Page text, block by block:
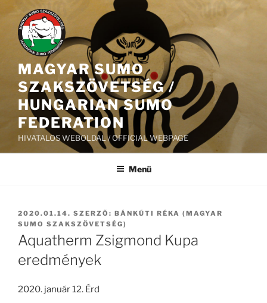
Tartalomhoz
MAGYAR SUMO
SZAKSZÖVETSÉG /
HUNGARIAN SUMO
FEDERATION
HIVATALOS WEBOLDAL / OFFICIAL WEBPAGE
Menü
BEKÜLDVE:
2020.01.14. SZERZŐ: BÁNKÚTI RÉKA (MAGYAR
SUMO SZAKSZÖVETSÉG)
Aquatherm Zsigmond Kupa
eredmények
2020. január 12. Érd